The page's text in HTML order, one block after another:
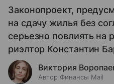
Законопроект,
на сдачу жилья без
серьезно повлиять на
риэлтор Константин
Виктория
Автор Финансы Mail